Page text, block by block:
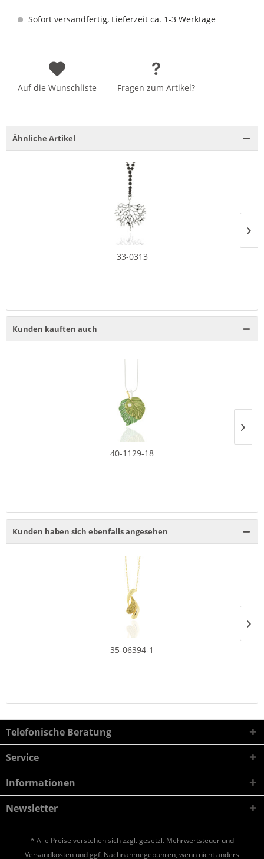
Sofort versandfertig, Lieferzeit ca. 1-3 Werktage
Auf die Wunschliste Fragen zum Artikel?
Ähnliche Artikel
33-0313
Kunden kauften auch
40-1129-18
Kunden haben sich ebenfalls angesehen
35-06394-1
Telefonische Beratung
Service
Informationen
Newsletter
* Alle Preise verstehen sich zzgl. gesetzl. Mehrwertsteuer und
Versandkosten und ggf. Nachnahmegebühren, wenn nicht anders